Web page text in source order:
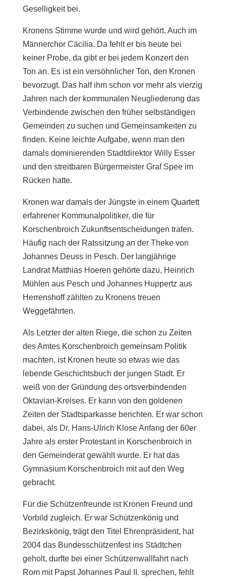
Geselligkeit bei.
Kronens Stimme wurde und wird gehört. Auch im
Männerchor Cäcilia. Da fehlt er bis heute bei
keiner Probe, da gibt er bei jedem Konzert den
Ton an. Es ist ein versöhnlicher Ton, den Kronen
bevorzugt. Das half ihm schon vor mehr als vierzig
Jahren nach der kommunalen Neugliederung das
Verbindende zwischen den früher selbständigen
Gemeinden zu suchen und Gemeinsamkeiten zu
finden. Keine leichte Aufgabe, wenn man den
damals dominierenden Stadtdirektor Willy Esser
und den streitbaren Bürgermeister Graf Spee im
Rücken hatte.
Kronen war damals der Jüngste in einem Quartett
erfahrener Kommunalpolitiker, die für
Korschenbroich Zukunftsentscheidungen trafen.
Häufig nach der Ratssitzung an der Theke von
Johannes Deuss in Pesch. Der langjährige
Landrat Matthias Hoeren gehörte dazu, Heinrich
Mühlen aus Pesch und Johannes Huppertz aus
Herrenshoff zählten zu Kronens treuen
Weggefährten.
Als Letzter der alten Riege, die schon zu Zeiten
des Amtes Korschenbroich gemeinsam Politik
machten, ist Kronen heute so etwas wie das
lebende Geschichtsbuch der jungen Stadt. Er
weiß von der Gründung des ortsverbindenden
Oktavian-Kreises. Er kann von den goldenen
Zeiten der Stadtsparkasse berichten. Er war schon
dabei, als Dr. Hans-Ulrich Klose Anfang der 60er
Jahre als erster Protestant in Korschenbroich in
den Gemeinderat gewählt wurde. Er hat das
Gymnasium Korschenbroich mit auf den Weg
gebracht.
Für die Schützenfreunde ist Kronen Freund und
Vorbild zugleich. Er war Schützenkönig und
Bezirkskönig, trägt den Titel Ehrenpräsident, hat
2004 das Bundesschützenfest ins Städtchen
geholt, durfte bei einer Schützenwallfahrt nach
Rom mit Papst Johannes Paul II. sprechen, fehlt